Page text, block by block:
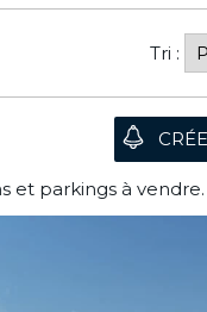
Tri :
et parkings à